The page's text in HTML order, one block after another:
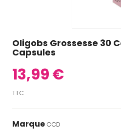
Oligobs Grossesse 30
Capsules
13,99 €
TTC
MarqueCCD